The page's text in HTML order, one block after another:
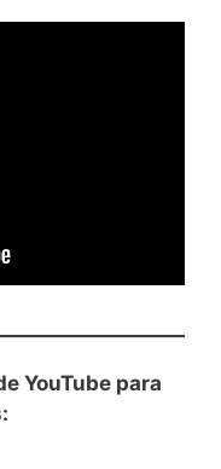
YouTube para